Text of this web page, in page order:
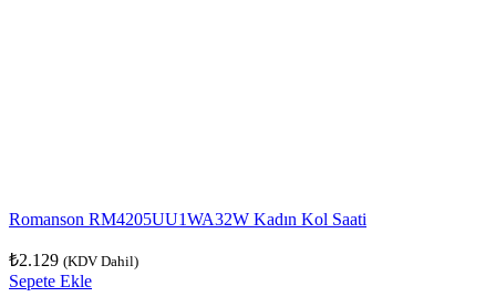
Romanson RM4205UU1WA32W Kadın Kol Saati
₺2.129 (KDV Dahil)
Sepete Ekle